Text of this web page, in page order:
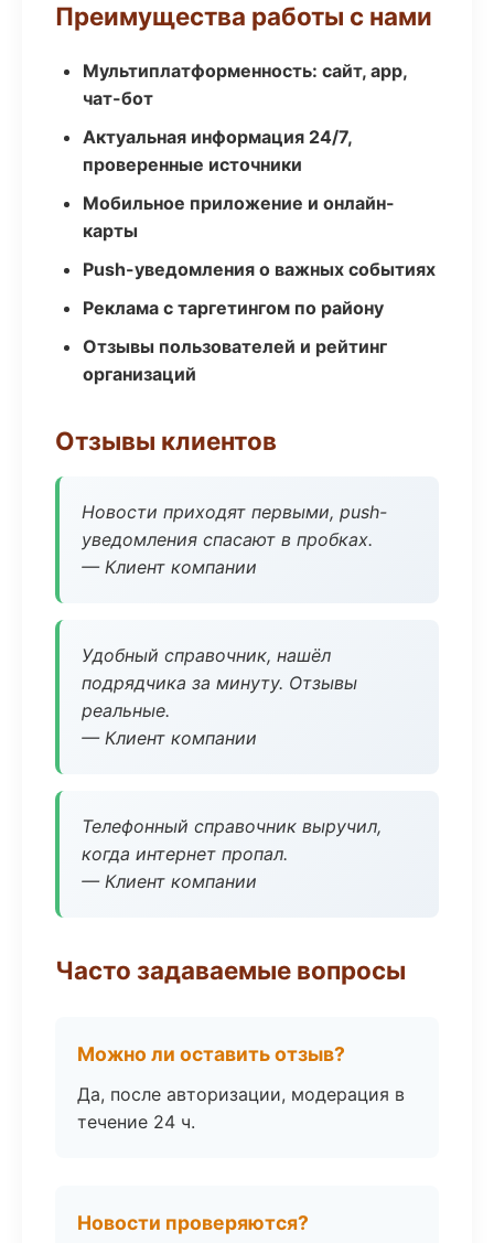
Преимущества работы с нами
Мультиплатформенность: сайт, app,
чат-бот
Актуальная информация 24/7,
проверенные источники
Мобильное приложение и онлайн-
карты
Push-уведомления о важных событиях
Реклама с таргетингом по району
Отзывы пользователей и рейтинг
организаций
Отзывы клиентов
Новости приходят первыми, push-
уведомления спасают в пробках.
— Клиент компании
Удобный справочник, нашёл
подрядчика за минуту. Отзывы
реальные.
— Клиент компании
Телефонный справочник выручил,
когда интернет пропал.
— Клиент компании
Часто задаваемые вопросы
Можно ли оставить отзыв?
Да, после авторизации, модерация в
течение 24 ч.
Новости проверяются?